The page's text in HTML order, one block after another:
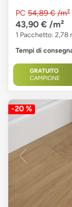
PC 54,89 € /m²
43,90 € /m²
1 Pacchetto: 2,78
Tempi di
GRATUITO
CAMPIONE
-20 %